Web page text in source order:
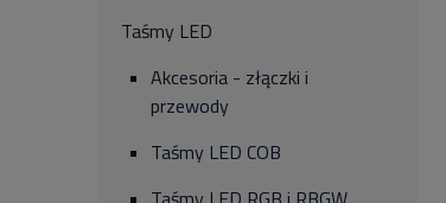
Taśmy LED
Akcesoria - złączki i
przewody
Taśmy LED COB